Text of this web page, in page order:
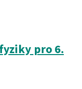
pro 6.